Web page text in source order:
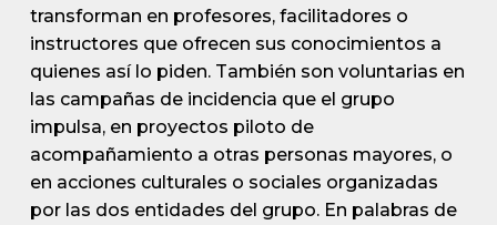
transforman en profesores, facilitadores o
instructores que ofrecen sus conocimientos a
quienes así lo piden. También son voluntarias en
las campañas de incidencia que el grupo
impulsa, en proyectos piloto de
acompañamiento a otras personas mayores, o
en acciones culturales o sociales organizadas
por las dos entidades del grupo. En palabras de